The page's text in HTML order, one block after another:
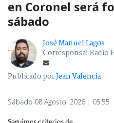
Publicado porJean Valencia
Seguimos criterios de
1799